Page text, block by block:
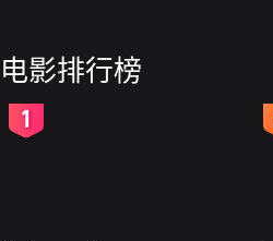
电影排行榜